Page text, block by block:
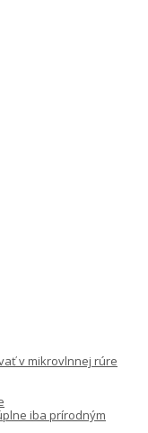
v mikrovlnnej rúre
iba prírodným